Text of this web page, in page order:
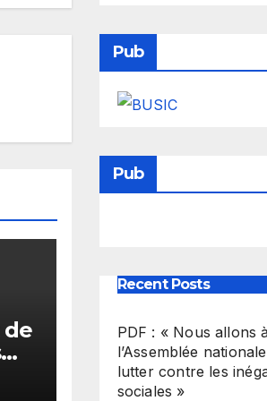
Pub
Pub
Recent Posts
PDF : « Nous allons
l’Assemblée
lutter contre les
sociales »